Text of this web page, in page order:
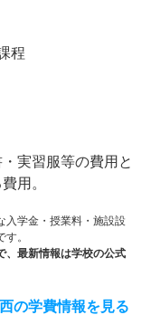
程
実習服等の費用と
用。
学金・授業料・施設設
。
、最新情報は学校の公式
の学費情報を見る